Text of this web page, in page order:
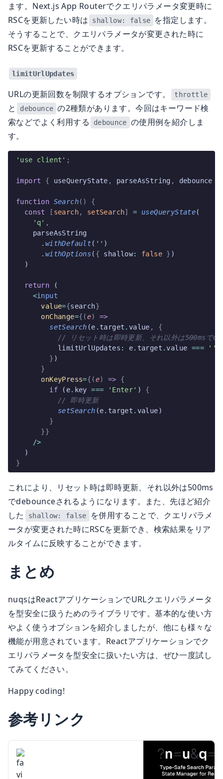
ます。Next.js App Routerでクエリパラメータ変更時に
RSCを更新したい時は
shallow: false
を指定します。
そうすることで、クエリパラメータが変更された時に
RSCを更新することができます。
limitUrlUpdates
URLの更新回数を制限するオプションです。 throttle
と debounce の2種類があります。今回はキーワード検
索などでよく利用する
debounce の使用例を紹介しま
す。
'use client' ;
import { useQueryState , parseAsString , debounce
function Search()
{
  const
[ search, setSearch] = useQueryState(
    'q'
,
    parseAsString
      .
withDefault( '' )
      .
withOptions( { shallow: false } )
  )
  return
(
    <
input
      value
={search}
      onChange
={(e)
=>
        setSearch
(e . target . value ,
{
// リセット時は即時更新、それ以外は500msで
          limitUrlUpdates
: e. target .value === ''
        }
)
      }
      onKeyPress
={(e) => {
        if
(e. key === 'Enter' ) {
          // 即時更新
          setSearch
(e. target . value)
        }
      }}
    />
  )
}
これにより、リセット時は即時更新、それ以外は500ms
でdebounceされるようになります。また、先ほど紹介
した
shallow: false
を併用することで、クエリパラメ
ータが変更された時にRSCを更新でき、検索結果をリア
ルタイムに反映することができます。
まとめ
nuqsはReactアプリケーションでURLクエリパラメータ
を型安全に扱うためのライブラリです。基本的な使い方
やよく使うオプションを紹介しましたが、他にも様々な
機能が用意されています。Reactアプリケーションでク
エリパラメータを型安全に扱いたい方は、ぜひ一度試し
てみてください。
Happy coding!
参考リンク
nuqs | Type-safe search params
state management for React
Type-safe search params state
management for React. Like useState,
but stored in the URL query string.